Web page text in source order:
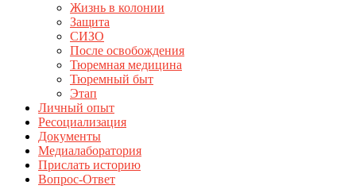
Жизнь в колонии
Защита
СИЗО
После освобождения
Тюремная медицина
Тюремный быт
Этап
Личный опыт
Ресоциализация
Документы
Медиалаборатория
Прислать историю
Вопрос-Ответ